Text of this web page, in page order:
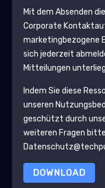
Mit dem Absenden
Corporate
marketingbezogene
sich jederzeit
Mitteilungen
Indem Sie diese
unseren
geschützt durch
weiteren Fragen
DOWNLOAD